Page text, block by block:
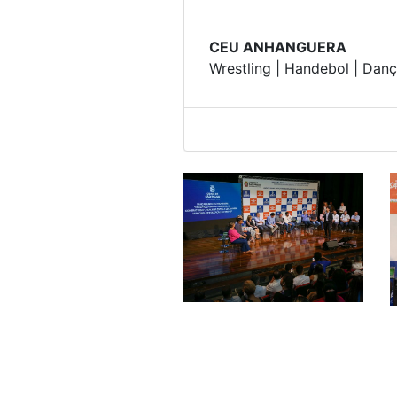
CEU ANHANGUERA
Wrestling | Handebol |